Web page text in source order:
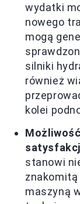
wydatki
nowego
mogą
silniki
również
kolei
stanowi
znakomitą
maszyną